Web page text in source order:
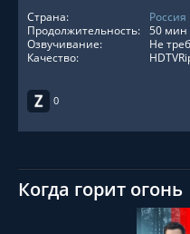
0
Страна:
Россия
Продолжительность: 50 мин
Озвучивание:
Не
Качество:
Когда горит огонь